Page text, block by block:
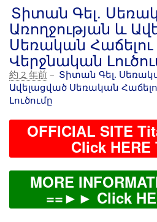
Տիտան Գել.
Առողջության և
Սեռական
Վերջնական
約 2 年前 – Տիտան Գել.
Ավելացված Սեռական
Լուծումը
OFFICIAL SITE
Click HERE
MORE
==►► Click